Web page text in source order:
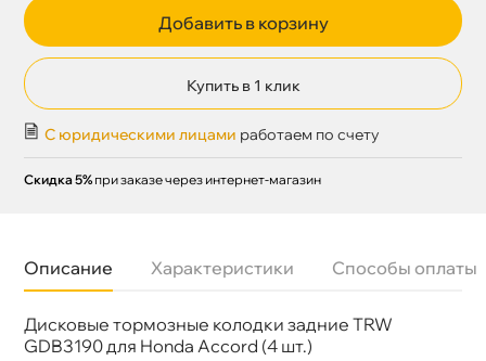
Добавить в корзину
Купить в 1 клик
С юридическими лицами работаем по счету
Скидка 5% при заказе через интернет-магазин
Описание Характеристики Способы оплаты
Дисковые тормозные колодки задние TRW
GDB3190 для Honda Accord (4 шт.)
Бренд
TRW
Артикул
DF6534